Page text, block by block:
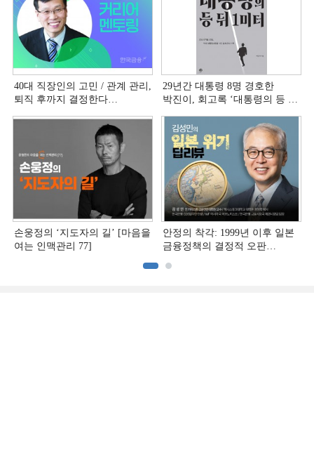
40대 직장인의 고민 / 관계 관리,
퇴직 후까지 결정한다
29년간 대통령 8명 경호한
박진이, 회고록 ‘대통령의 등 뒤
손웅정의 ‘지도자의 길’ [마음을
여는 인맥관리 77]
안정의 착각: 1999년 이후 일본
금융정책의 결정적 오판